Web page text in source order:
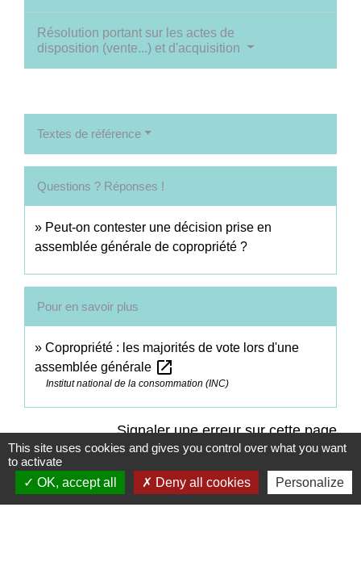
Résolution portant sur les actes de
disposition (vente...) et d'acquisition
Textes de référence
Questions ? Réponses !
Peut-on contester une décision prise en
assemblée générale de copropriété ?
Pour en savoir plus
Copropriété : les majorités de vote lors d'une
assemblée générale open_in_new
Institut national de la consommation (INC)
Signaler une erreur sur cette page
This site uses cookies and gives you control over what you want
to activate
OK, accept all
Deny all cookies Personalize